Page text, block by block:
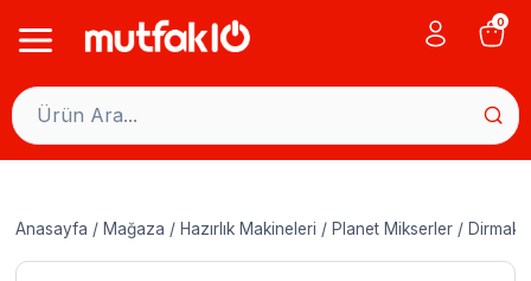
0
Anasayfa / Mağaza / Hazırlık Makineleri / Planet Mikserler / Dirmak